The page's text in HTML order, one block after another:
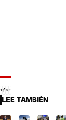
LEE TAMBIÉN